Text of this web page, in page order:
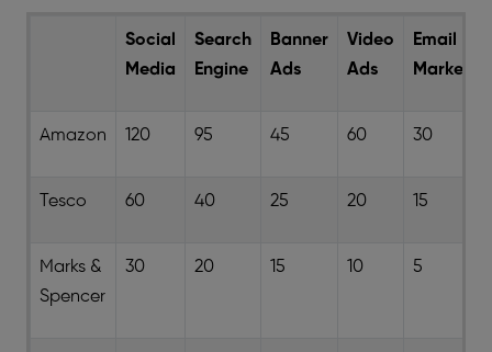
Social
Media
Search
Engine
Banner
Ads
Video
Ads
Email
Amazon 120 95 45 60 30
Tesco 60 40 25 20 15
Marks &
Spencer
30 20 15 10 5